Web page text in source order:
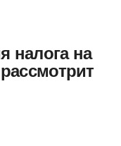
налога на